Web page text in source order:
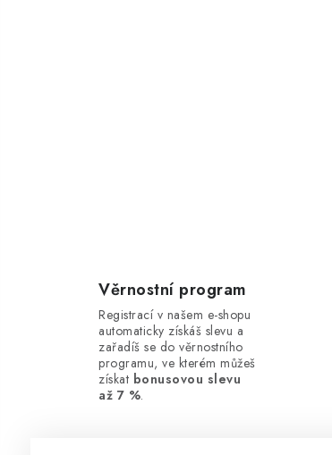
Věrnostní program
Registrací v našem e-shopu
automaticky získáš slevu a
zařadíš se do věrnostního
programu, ve kterém můžeš
získat bonusovou slevu
až 7 %.